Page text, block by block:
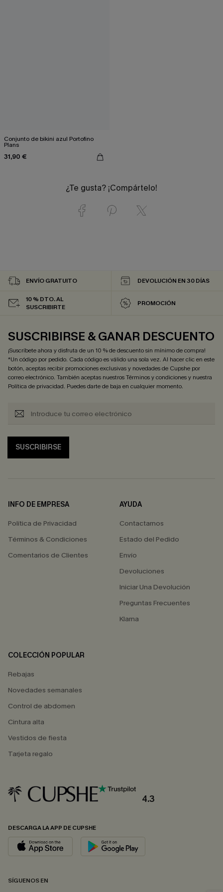
Conjunto de bikini azul Portofino
Plans
31,90 €
¿Te gusta? ¡Compártelo!
ENVÍO GRATUITO DEVOLUCIÓN EN 30 DÍAS
10 % DTO. AL
SUSCRIBIRTE
PROMOCIÓN
SUSCRIBIRSE & GANAR DESCUENTO
¡Suscríbete ahora y disfruta de un 10 % de descuento sin mínimo de compra!
*Un código por pedido. Cada código es válido una sola vez. Al hacer clic en este
botón, aceptas recibir promociones exclusivas y novedades de Cupshe por
correo electrónico. También aceptas nuestrosTérminos y condicionesy nuestra
Política de privacidad. Puedes darte de baja en cualquier momento.
SUSCRIBIRSE
INFO DE EMPRESA
Política de Privacidad
Términos & Condiciones
Comentarios de Clientes
AYUDA
Contactarnos
Estado del Pedido
Envío
Devoluciones
Iniciar Una Devolución
Preguntas Frecuentes
Klarna
COLECCIÓN POPULAR
Rebajas
Novedades semanales
Control de abdomen
Cintura alta
Vestidos de fiesta
Tarjeta regalo
4.3
DESCARGA LA APP DE CUPSHE
SÍGUENOS EN